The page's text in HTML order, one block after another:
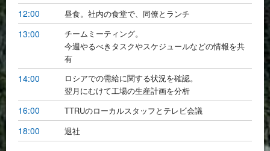
12:00 昼食。社内の食堂で、同僚とランチ
13:00
チームミーティング。
今週やるべきタスクやスケジュールなどの情報を共
有
14:00
ロシアでの需給に関する状況を確認。
翌月にむけて工場の生産計画を分析
16:00 TTRUのローカルスタッフとテレビ会議
18:00 退社